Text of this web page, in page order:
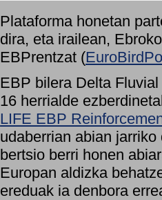
Plataforma honetan
dira, eta irailean,
EBPrentzat (
EBP bilera Delta
16 herrialde
LIFE EBP
udaberrian abian
bertsio berri honen
Europan aldizka
ereduak ia denbora